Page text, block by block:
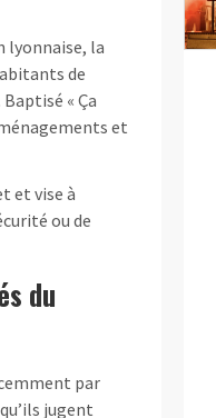
lyonnaise, la
de
« Ça
et
et vise à
ou de
du
par
jugent